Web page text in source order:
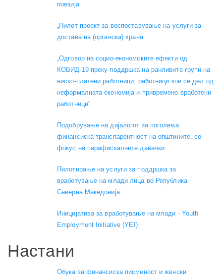
поезија
„Пилот проект за воспоставување на услуги за
достава на (органска) храна
„Одговор на социо-економските ефекти од
КОВИД-19 преку поддршка на ранливите групи на
ниско-платени работници, работници кои се дел од
неформалната економија и привремено вработени
работници”
Подобрување на дијалогот за поголема
финансиска транспарентност на општините, со
фокус на парафискалните давачки
Пилотирање на услуги за поддршка за
вработување на млади лица во Република
Северна Македонија
Иницијатива за вработување на млади - Youth
Employment Initiative (YEI)
Настани
Обука за финансиска писменост и женски